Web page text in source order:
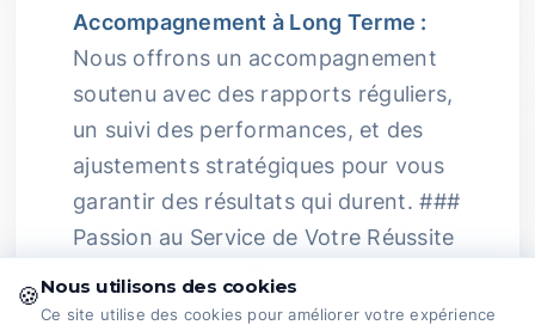
Accompagnement à Long Terme :
Nous offrons un accompagnement
soutenu avec des rapports réguliers,
un suivi des performances, et des
ajustements stratégiques pour vous
garantir des résultats qui durent. ###
Passion au Service de Votre Réussite
Complexité du SEO :
changements des algorithmes des
🍪Nous utilisons des cookies
Ce site utilise des cookies pour améliorer votre expérience